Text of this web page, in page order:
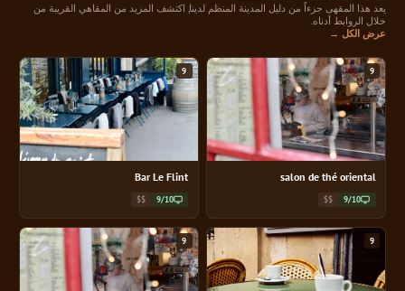
يعد هذا المقهى جزءاً من دليل المدينة المنظم لدينا, اكتشف المزيد من المقاهي القريبة من
خلال الروابط أدناه.
عرض الكل →
9
salon de thé oriental
9/10
$$
9
Bar Le Flint
9/10
$$
9
9